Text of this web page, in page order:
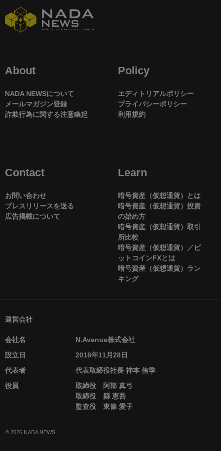
About
NADA NEWSについて
メールマガジン登録
詐欺行為に関する注意喚起
Policy
エディトリアルポリシー
プライバシーポリシー
利用規約
Contact
お問い合わせ
プレスリリースを送る
広告掲載について
Learn
暗号資産（仮想通貨）とは
暗号資産（仮想通貨）投資
の始め方
暗号資産（仮想通貨）取引
所比較
暗号資産（仮想通貨）／ビ
ットコインFXとは
暗号資産（仮想通貨）ラン
キング
運営会社
会社名
N.Avenue株式会社
設立日
2018年11月28日
代表者
代表取締役社長 神本 侑季
役員
取締役 阿部 真弓
取締役 縣 恵吾
監査役 東條 愛子
© 2026 NADA NEWS